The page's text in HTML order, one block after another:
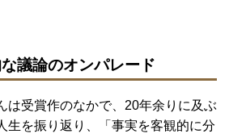
議論のオンパレード
受賞作のなかで、20年余りに及ぶ
生を振り返り、「事実を客観的に分